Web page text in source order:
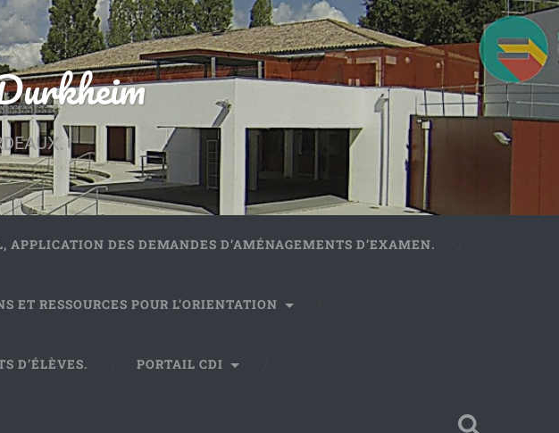
APPLICATION DES DEMANDES D’AMÉNAGEMENTS D’EXAMEN.
ET RESSOURCES POUR L’ORIENTATION
D’ÉLÈVES. PORTAIL CDI